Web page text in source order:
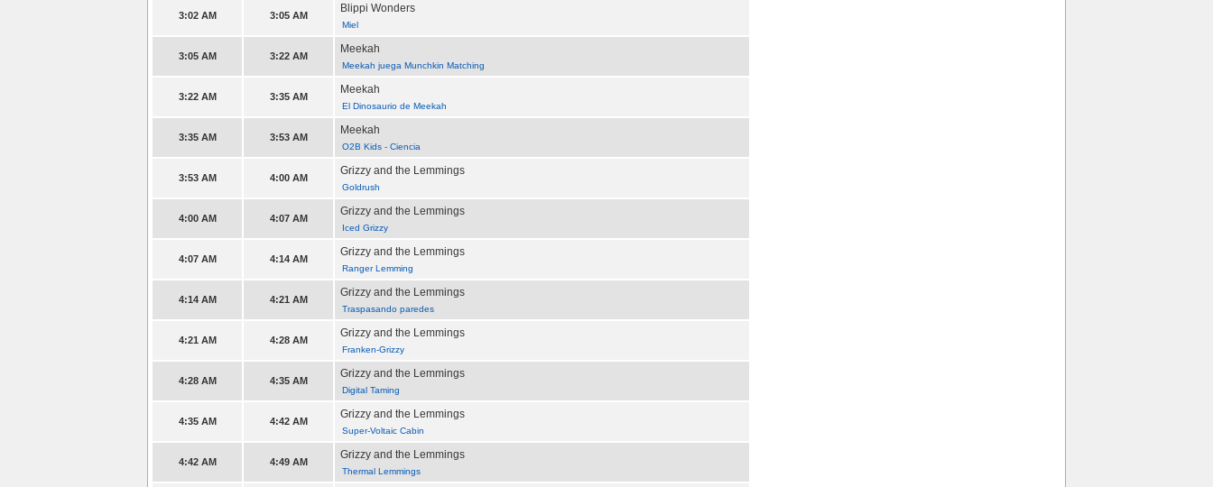
3:02 AM 3:05 AM
Blippi Wonders
Miel
3:05 AM 3:22 AM
Meekah
Meekah juega Munchkin Matching
3:22 AM 3:35 AM
Meekah
El Dinosaurio de Meekah
3:35 AM 3:53 AM
Meekah
O2B Kids - Ciencia
3:53 AM 4:00 AM
Grizzy and the Lemmings
Goldrush
4:00 AM 4:07 AM
Grizzy and the Lemmings
Iced Grizzy
4:07 AM 4:14 AM
Grizzy and the Lemmings
Ranger Lemming
4:14 AM 4:21 AM
Grizzy and the Lemmings
Traspasando paredes
4:21 AM 4:28 AM
Grizzy and the Lemmings
Franken-Grizzy
4:28 AM 4:35 AM
Grizzy and the Lemmings
Digital Taming
4:35 AM 4:42 AM
Grizzy and the Lemmings
Super-Voltaic Cabin
4:42 AM 4:49 AM
Grizzy and the Lemmings
Thermal Lemmings